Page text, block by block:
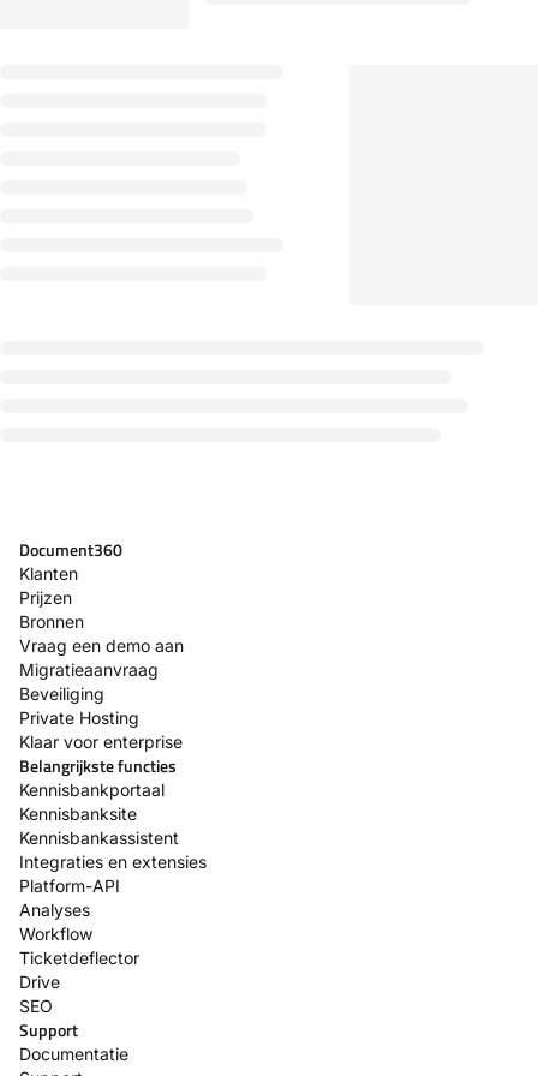
Document360
Klanten
Prijzen
Bronnen
Vraag een demo aan
Migratieaanvraag
Beveiliging
Private Hosting
Klaar voor enterprise
Belangrijkste functies
Kennisbankportaal
Kennisbanksite
Kennisbankassistent
Integraties en extensies
Platform-API
Analyses
Workflow
Ticketdeflector
Drive
SEO
Support
Documentatie